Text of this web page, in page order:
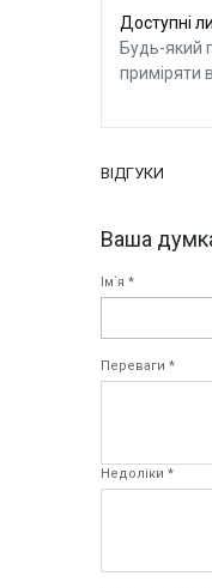
Доступні
Будь-який
приміряти
ВІДГУКИ
Ваша
Ім`я *
Переваги *
Недоліки *